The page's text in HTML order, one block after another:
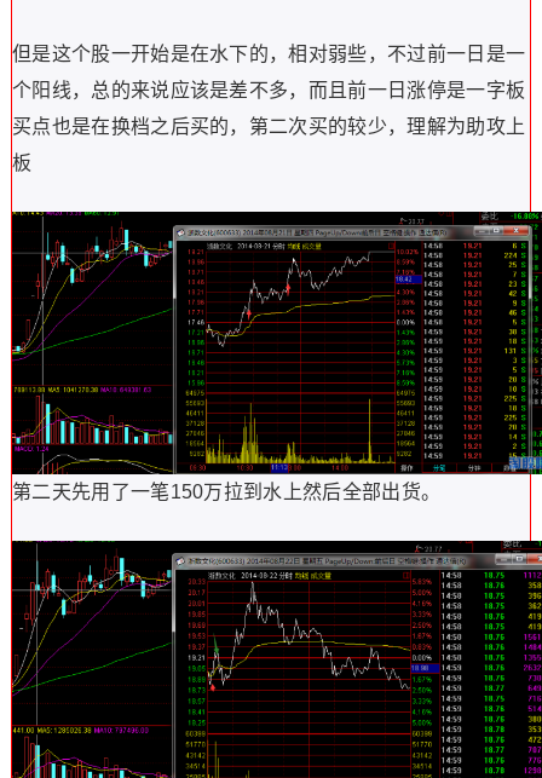
但是这个股一开始是在水下的，相对弱些，不过前一日是一
个阳线，总的来说应该是差不多，而且前一日涨停是一字板
买点也是在换档之后买的，第二次买的较少，理解为助攻上
板
第二天先用了一笔150万拉到水上然后全部出货。